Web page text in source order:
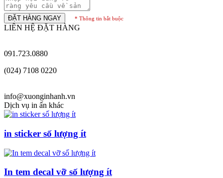
ĐẶT HÀNG NGAY * Thông tin bắt buộc
LIÊN HỆ ĐẶT HÀNG
091.723.0880
(024) 7108 0220
info@xuonginhanh.vn
Dịch vụ in ấn khác
in sticker số lượng ít
In tem decal vỡ số lượng ít